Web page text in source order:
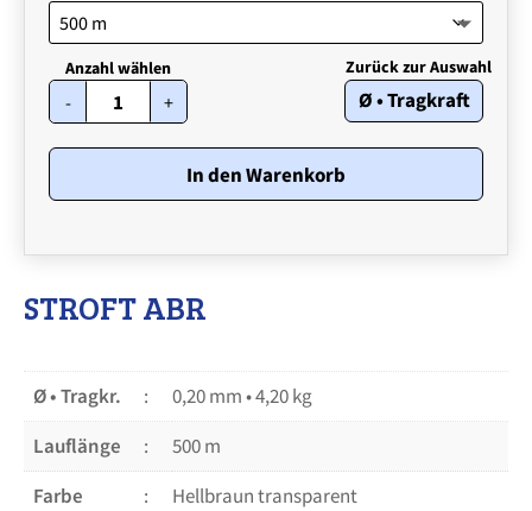
- STROFT
ABR
•
0,20
Menge
+ Ø • Tragkraft
In den Warenkorb
STROFT ABR
Ø • Tragkr.
0,20 mm • 4,20 kg
Lauflänge
500 m
Farbe
Hellbraun transparent